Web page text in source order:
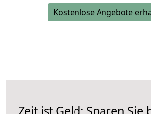
Kostenlose Angebote
Zeit ist Geld: Sparen Sie